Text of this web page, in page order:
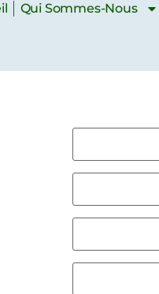
Qui Sommes-Nous